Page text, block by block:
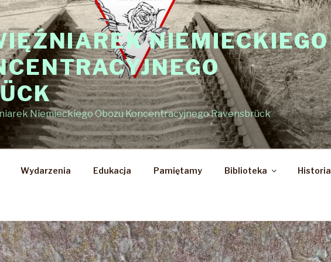
NIEMIECKIEGO
Niemieckiego Obozu Koncentracyjnego Ravensbrück
Wydarzenia Edukacja Pamiętamy Biblioteka Historia